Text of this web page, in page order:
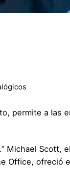
permite a las
Michael Scott,
Office, ofreció